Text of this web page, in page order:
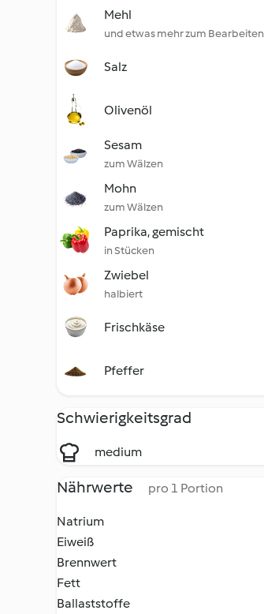
Mehl
und etwas mehr zum Bearbeiten
Salz
Olivenöl
Sesam
zum Wälzen
Mohn
zum Wälzen
Paprika, gemischt
in Stücken
Zwiebel
halbiert
Frischkäse
Pfeffer
Schwierigkeitsgrad
medium
Nährwerte pro 1 Portion
Natrium
Eiweiß
Brennwert
Fett
Ballaststoffe